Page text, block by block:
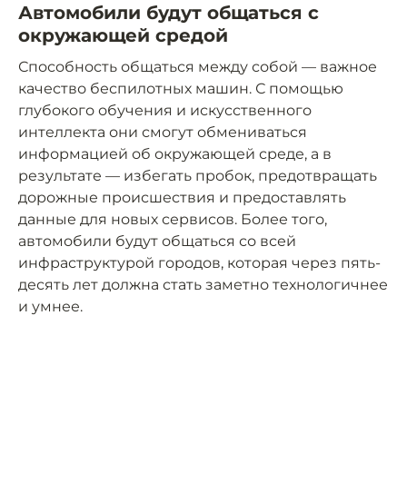
Автомобили будут общаться с
окружающей средой
Способность общаться между собой — важное
качество беспилотных машин. С помощью
глубокого обучения и искусственного
интеллекта они смогут обмениваться
информацией об окружающей среде, а в
результате — избегать пробок, предотвращать
дорожные происшествия и предоставлять
данные для новых сервисов. Более того,
автомобили будут общаться со всей
инфраструктурой городов, которая через пять-
десять лет должна стать заметно технологичнее
и умнее.